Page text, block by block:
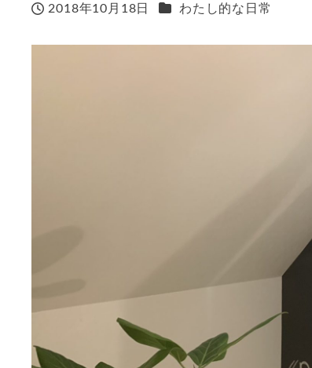
投稿日
2018年10月18日 カテゴリー
わたし的な日常